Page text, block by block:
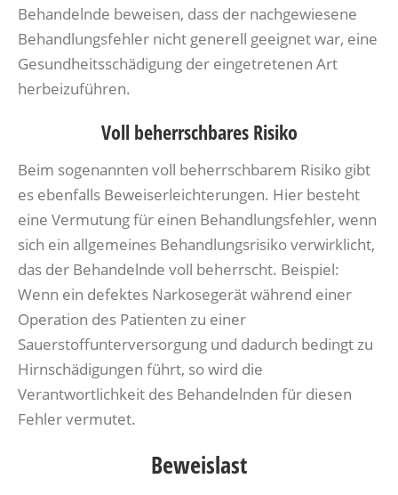
Behandelnde beweisen, dass der nachgewiesene
Behandlungsfehler nicht generell geeignet war, eine
Gesundheitsschädigung der eingetretenen Art
herbeizuführen.
Voll beherrschbares Risiko
Beim sogenannten voll beherrschbarem Risiko gibt
es ebenfalls Beweiserleichterungen. Hier besteht
eine Vermutung für einen Behandlungsfehler, wenn
sich ein allgemeines Behandlungsrisiko verwirklicht,
das der Behandelnde voll beherrscht. Beispiel:
Wenn ein defektes Narkosegerät während einer
Operation des Patienten zu einer
Sauerstoffunterversorgung und dadurch bedingt zu
Hirnschädigungen führt, so wird die
Verantwortlichkeit des Behandelnden für diesen
Fehler vermutet.
Beweislast